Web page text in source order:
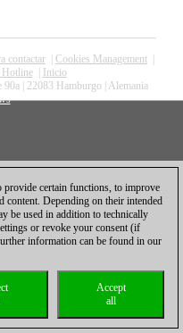
contactar Cookies Management
Hotline|
Inicio
| 22083 Hamburgo | Alemania
provide certain functions, to improve
content. Depending on their intended
be used in addition to technically
or revoke your consent (if
information can be found in our
Accept
all